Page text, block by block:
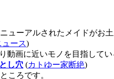
ューアルされたメイドがお
ース)
動画に近いモノを目指してい
し穴 (カトゆー家断絶)
ころです。